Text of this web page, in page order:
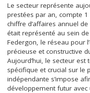
Le secteur représente
prestées par an, compte
chiffre d’affaires annuel de
était représenté au sein
Federgon, le réseau pour
précieuse et constructive
Aujourd’hui, le secteur
spécifique et crucial sur le
indépendante s’impose
développement futur